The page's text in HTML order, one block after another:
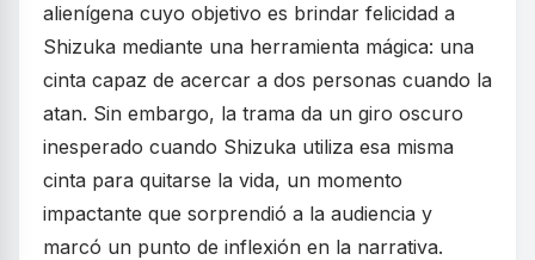
alienígena cuyo objetivo es brindar felicidad a
Shizuka mediante una herramienta mágica: una
cinta capaz de acercar a dos personas cuando la
atan. Sin embargo, la trama da un giro oscuro
inesperado cuando Shizuka utiliza esa misma
cinta para quitarse la vida, un momento
impactante que sorprendió a la audiencia y
marcó un punto de inflexión en la narrativa.